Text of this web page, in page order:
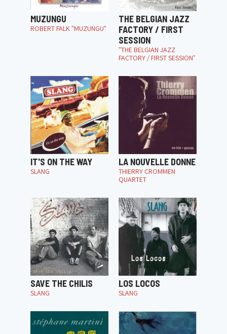
MUZUNGU
ROBERT FALK "MUZUNGU"
THE BELGIAN JAZZ
FACTORY / FIRST
SESSION
"THE BELGIAN JAZZ
FACTORY / FIRST SESSION"
IT'S ON THE WAY
SLANG
LA NOUVELLE DONNE
THIERRY CROMMEN
QUARTET
SAVE THE CHILIS
SLANG
LOS LOCOS
SLANG